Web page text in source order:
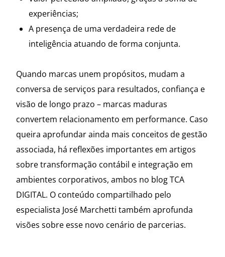
experiências;
A presença de uma verdadeira rede de
inteligência atuando de forma conjunta.
Quando marcas unem propósitos, mudam a
conversa de serviços para resultados, confiança e
visão de longo prazo – marcas maduras
convertem relacionamento em performance. Caso
queira aprofundar ainda mais conceitos de gestão
associada, há reflexões importantes em artigos
sobre transformação contábil e integração em
ambientes corporativos, ambos no blog TCA
DIGITAL. O conteúdo compartilhado pelo
especialista José Marchetti também aprofunda
visões sobre esse novo cenário de parcerias.